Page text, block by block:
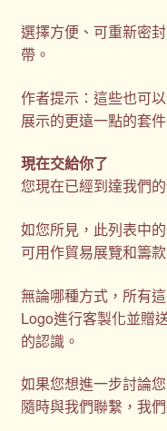
選擇方便、可重新密
帶。
作者提示：這些也可
展示的更遠一點的套
現在交給你了
您現在已經到達我們
如您所見，此列表中
可用作貿易展覽和籌
無論哪種方式，所有
Logo進行客製化並贈
的認識。
如果您想進一步討論
隨時與我們聯繫，我